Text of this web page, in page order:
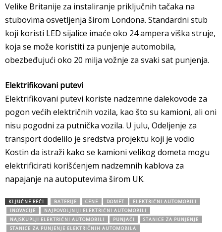
Velike Britanije za instaliranje priključnih tačaka na
stubovima osvetljenja širom Londona. Standardni stub
koji koristi LED sijalice imaće oko 24 ampera viška struje,
koja se može koristiti za punjenje automobila,
obezbeđujući oko 20 milja vožnje za svaki sat punjenja.
Elektrifikovani putevi
Elektrifikovani putevi koriste nadzemne dalekovode za
pogon većih električnih vozila, kao što su kamioni, ali oni
nisu pogodni za putnička vozila. U julu, Odeljenje za
transport dodelilo je sredstva projektu koji je vodio
Kostin da istraži kako se kamioni velikog dometa mogu
elektrificirati korišćenjem nadzemnih kablova za
napajanje na autoputevima širom UK.
KLJUČNE REČI BATERIJE CENE DOMET
ELEKTRIČNI AUTOMOBILI
INOVACIJE
NAJPOVOLJNIJI ELEKTRIČNI AUTOMOBILI
NAJSKUPLJI ELEKTRIČNI AUTOMOBILI
PUNJAČI
STANICE ZA PUNJENJE
STANICE ZA PUNJENJE ELEKTRIČNIH AUTOMOBILA